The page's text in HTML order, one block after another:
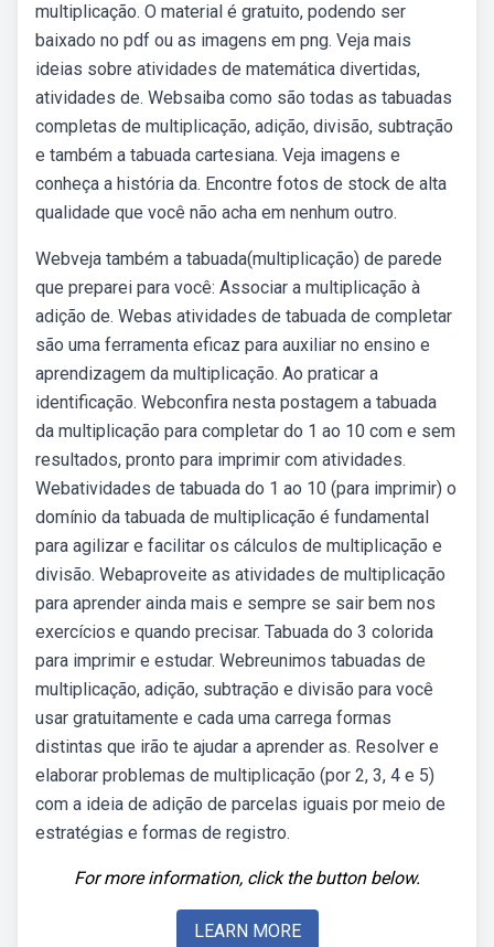
multiplicação. O material é gratuito, podendo ser
baixado no pdf ou as imagens em png. Veja mais
ideias sobre atividades de matemática divertidas,
atividades de. Websaiba como são todas as tabuadas
completas de multiplicação, adição, divisão, subtração
e também a tabuada cartesiana. Veja imagens e
conheça a história da. Encontre fotos de stock de alta
qualidade que você não acha em nenhum outro.
Webveja também a tabuada(multiplicação) de parede
que preparei para você: Associar a multiplicação à
adição de. Webas atividades de tabuada de completar
são uma ferramenta eficaz para auxiliar no ensino e
aprendizagem da multiplicação. Ao praticar a
identificação. Webconfira nesta postagem a tabuada
da multiplicação para completar do 1 ao 10 com e sem
resultados, pronto para imprimir com atividades.
Webatividades de tabuada do 1 ao 10 (para imprimir) o
domínio da tabuada de multiplicação é fundamental
para agilizar e facilitar os cálculos de multiplicação e
divisão. Webaproveite as atividades de multiplicação
para aprender ainda mais e sempre se sair bem nos
exercícios e quando precisar. Tabuada do 3 colorida
para imprimir e estudar. Webreunimos tabuadas de
multiplicação, adição, subtração e divisão para você
usar gratuitamente e cada uma carrega formas
distintas que irão te ajudar a aprender as. Resolver e
elaborar problemas de multiplicação (por 2, 3, 4 e 5)
com a ideia de adição de parcelas iguais por meio de
estratégias e formas de registro.
For more information, click the button below.
LEARN MORE